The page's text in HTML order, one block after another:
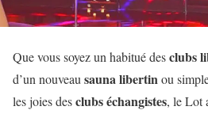
Que vous soyez un habitué desclubs
d’un nouveau sauna libertinou
les joies desclubs échangistes, le Lot